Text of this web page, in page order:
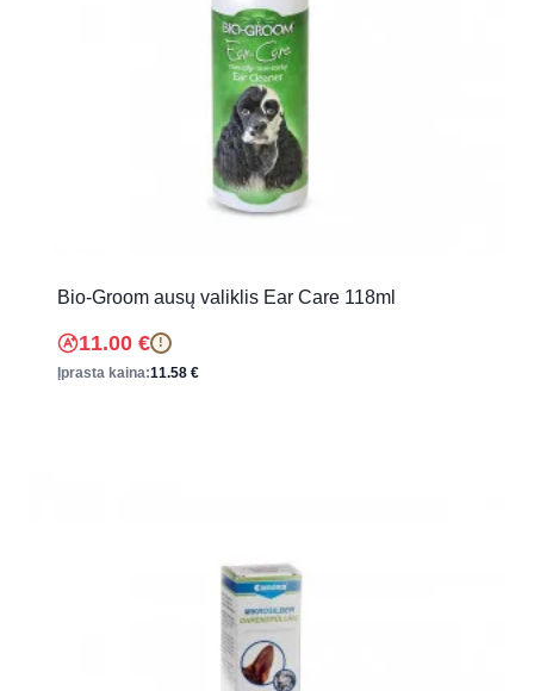
Bio-Groom ausų valiklis Ear Care 118ml
11.00 € !
Įprasta kaina:11.58 €